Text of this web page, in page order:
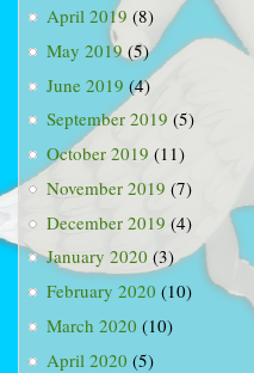
April 2019 (8)
May 2019(5)
June 2019 (4)
September 2019 (5)
October 2019 (11)
November 2019 (7)
December 2019 (4)
January 2020 (3)
February 2020 (10)
March 2020 (10)
April 2020 (5)